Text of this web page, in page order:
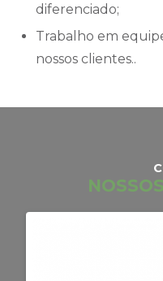
diferenciado;
Trabalho em equipe e comprometimento com
nossos clientes..